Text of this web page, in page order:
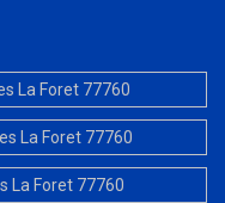
La Foret 77760
La Foret 77760
La Foret 77760